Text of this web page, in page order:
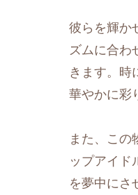
彼らを輝か
ズムに合わ
きます。時
華やかに彩
また、この
ップアイド
を夢中にさ